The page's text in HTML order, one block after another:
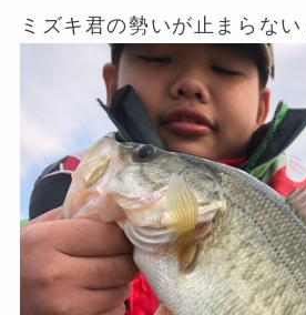
ミズキ君の勢いが止まらない